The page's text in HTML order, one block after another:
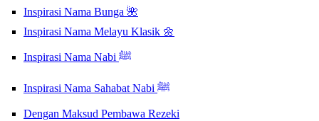
Inspirasi Nama Bunga 🌺
Inspirasi Nama Melayu Klasik 🌼
Inspirasi Nama Nabi ﷺ
Inspirasi Nama Sahabat Nabi ﷺ
Dengan Maksud Pembawa Rezeki